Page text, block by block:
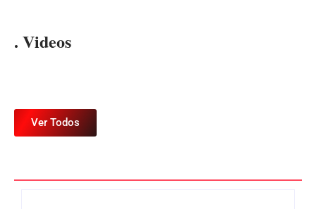
. Videos
Ver Todos